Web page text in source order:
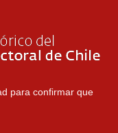
para confirmar que